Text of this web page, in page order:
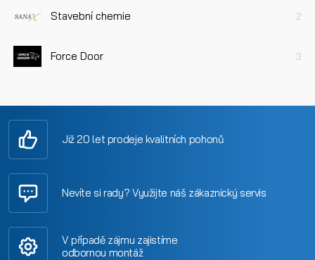
Stavební chemie 2
Force Door 3
Již 20 let prodeje kvalitních pohonů
Nevíte si rady? Využijte náš zákaznický servis
V případě zájmu zajistíme
odbornou montáž